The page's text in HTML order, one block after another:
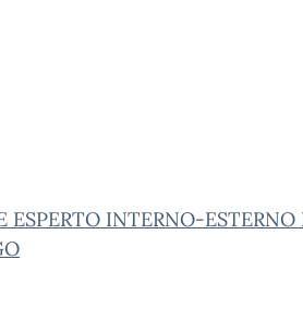
ESPERTO INTERNO-